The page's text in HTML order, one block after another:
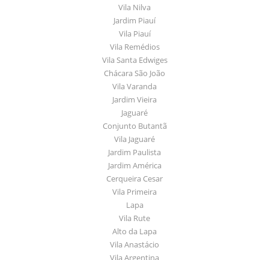
Vila Nilva
Jardim Piauí
Vila Piauí
Vila Remédios
Vila Santa Edwiges
Chácara São João
Vila Varanda
Jardim Vieira
Jaguaré
Conjunto Butantã
Vila Jaguaré
Jardim Paulista
Jardim América
Cerqueira Cesar
Vila Primeira
Lapa
Vila Rute
Alto da Lapa
Vila Anastácio
Vila Argentina